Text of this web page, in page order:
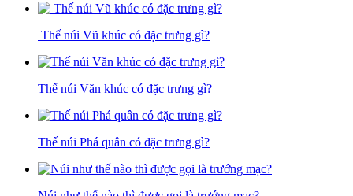
Thế núi Vũ khúc có đặc trưng gì?
Thế núi Văn khúc có đặc trưng gì?
Thế núi Phá quân có đặc trưng gì?